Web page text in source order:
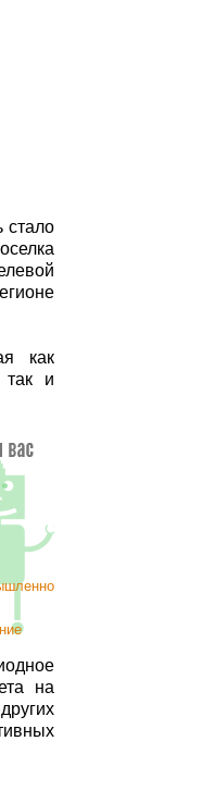
стало
как
так и
использования
на